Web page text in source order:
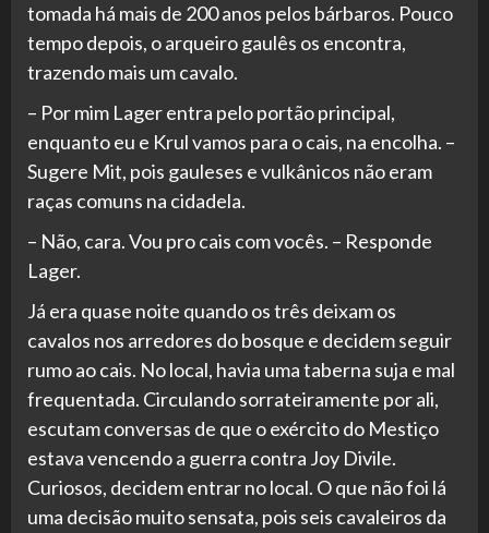
tomada há mais de 200 anos pelos bárbaros. Pouco
tempo depois, o arqueiro gaulês os encontra,
trazendo mais um cavalo.
– Por mim Lager entra pelo portão principal,
enquanto eu e Krul vamos para o cais, na encolha. –
Sugere Mit, pois gauleses e vulkânicos não eram
raças comuns na cidadela.
– Não, cara. Vou pro cais com vocês. – Responde
Lager.
Já era quase noite quando os três deixam os
cavalos nos arredores do bosque e decidem seguir
rumo ao cais. No local, havia uma taberna suja e mal
frequentada. Circulando sorrateiramente por ali,
escutam conversas de que o exército do Mestiço
estava vencendo a guerra contra Joy Divile.
Curiosos, decidem entrar no local. O que não foi lá
uma decisão muito sensata, pois seis cavaleiros da